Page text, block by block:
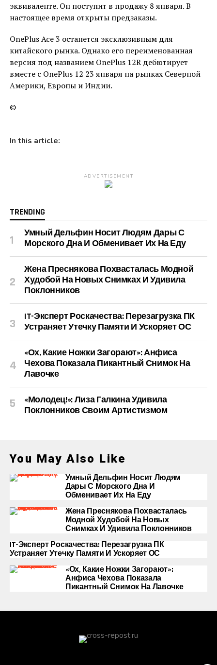
эквиваленте. Он поступит в продажу 8 января. В
настоящее время открыты предзаказы.
OnePlus Ace 3 останется эксклюзивным для
китайского рынка. Однако его переименованная
версия под названием OnePlus 12R дебютирует
вместе с OnePlus 12 23 января на рынках Северной
Америки, Европы и Индии.
©
In this article:
ADVERTISEMENT
TRENDING
Умный Дельфин Носит Людям Дары С
Морского Дна И Обменивает Их На Еду
Жена Преснякова Похвасталась Модной
Худобой На Новых Снимках И Удивила
Поклонников
IT-Эксперт Роскачества: Перезагрузка ПК
Устраняет Утечку Памяти И Ускоряет ОС
«Ох, Какие Ножки Загорают»: Анфиса
Чехова Показала Пикантный Снимок На
Лавочке
«Молодец!»: Лиза Галкина Удивила
Поклонников Своим Артистизмом
You May Also Like
Умный Дельфин Носит Людям
Дары С Морского Дна И
Обменивает Их На Еду
Жена Преснякова Похвасталась
Модной Худобой На Новых
Снимках И Удивила Поклонников
IT-Эксперт Роскачества: Перезагрузка ПК
Устраняет Утечку Памяти И Ускоряет ОС
«Ох, Какие Ножки Загорают»:
Анфиса Чехова Показала
Пикантный Снимок На Лавочке